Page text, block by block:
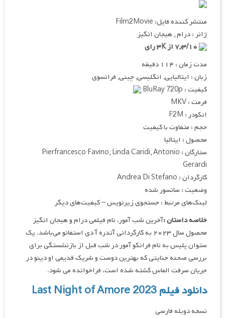
منتشر کننده فایل: Film2Movie
ژانر : درام , هیجان انگیز
مدت زمان : ۱۱۴ دقیقه
زبان : ایتالیایی, انگلیسی, چینی, فرانسوی
کیفیت : BluRay 720p
فرمت : MKV
انکودر : F2M
حجم : متفاوت با کیفیت
محصول : ایتالیا
ستارگان : Pierfrancesco Favino, Linda Caridi, Antonio
Gerardi
کارگردان : Andrea Di Stefano
وضعیت : سانسور شده
لینک‌های مرتبط : جستجوی زیرنویس – کیفیت‌های دیگر
خلاصه داستان :آخرین شب آمور، نام فیلمی درام و هیجان انگیز
محصول سال ۲۰۲۳ به کارگردانی آندره آ دی استفانو می‌باشد. یک
ستوان پلیس به نام فرانکو آمور در شب قبل از بازنشستگی برای
بررسی صحنه جنایتی که بهترین دوست و شریک قدیمی او دینو در
جریان سرقت الماس کشته شده است، فراخوانده می شود.
دانلود فیلم Last Night of Amore 2023
نسخه دوبله فارسی